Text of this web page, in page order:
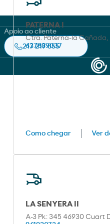
PATERNA I
Ctra. Paterna-la Cañada,
637889037
Como chegar Ver
LA SENYERA II
A-3 Pk: 345 46930 Cuart
As nossas apps
Moeve
Apoio ao cliente
217 217 855